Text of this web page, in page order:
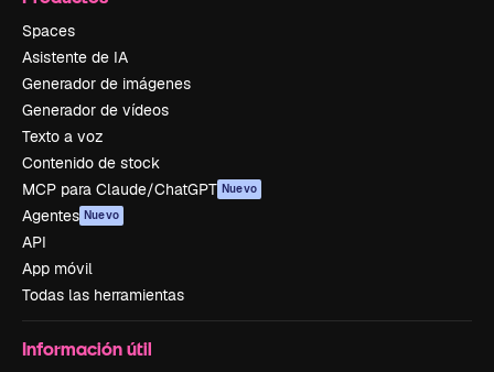
Spaces
Asistente de IA
Generador de imágenes
Generador de vídeos
Texto a voz
Contenido de stock
MCP para Claude/ChatGPT Nuevo
Agentes Nuevo
API
App móvil
Todas las herramientas
Información útil